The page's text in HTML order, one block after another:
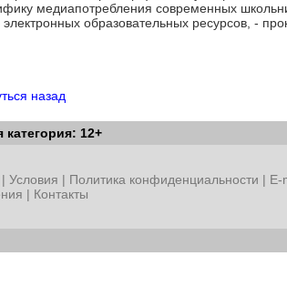
медиапотребления современных
образовательных ресурсов, -
назад
категория: 12+
| Условия | Политика конфиденциальности | E-
| Контакты